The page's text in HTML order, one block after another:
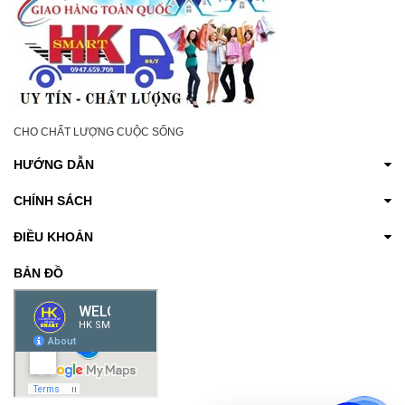
CHO CHẤT LƯỢNG CUỘC SỐNG
HƯỚNG DẪN
CHÍNH SÁCH
ĐIỀU KHOẢN
BẢN ĐỒ